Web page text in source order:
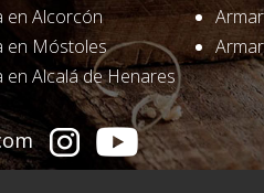
en Alcorcón
en Móstoles
Alcalá de Henares